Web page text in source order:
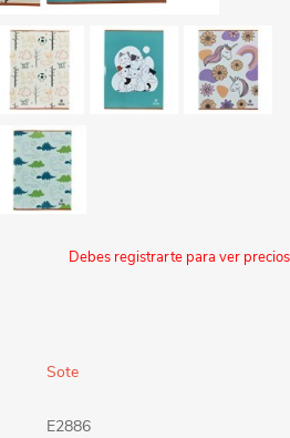
Debes registrarte para ver precios
Sote
E2886